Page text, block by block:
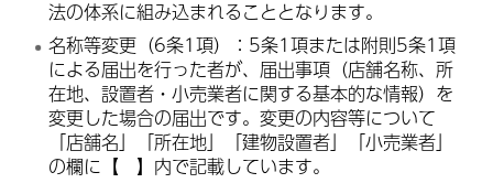
法の体系に組み込まれることとなります。
名称等変更（6条1項）：5条1項または附則5条1項
による届出を行った者が、届出事項（店舗名称、所
在地、設置者・小売業者に関する基本的な情報）を
変更した場合の届出です。変更の内容等について
「店舗名」「所在地」「建物設置者」「小売業者」
の欄に【 】内で記載しています。